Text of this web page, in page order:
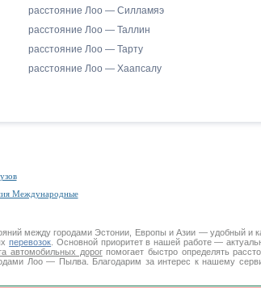
расстояние Лоо — Силламяэ
расстояние Лоо — Таллин
расстояние Лоо — Тарту
расстояние Лоо — Хаапсалу
Международные
между городами Эстонии, Европы и Азии — удобный и
перевозок . Основной приоритет в нашей работе —
автомобильных дорогпомогает быстро определять
Лоо — Пылва. Благодарим за интерес к нашему